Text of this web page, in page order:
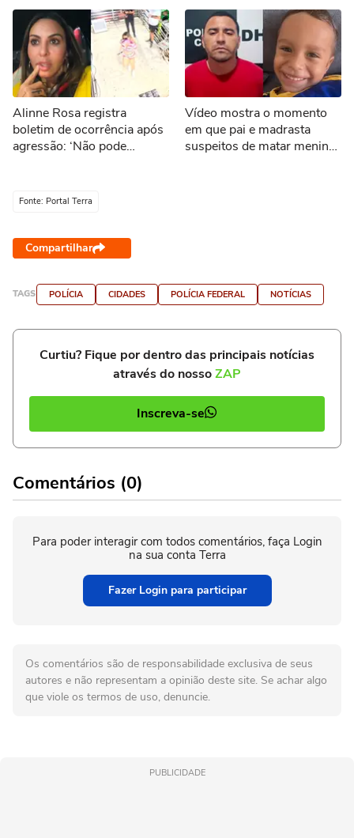
Alinne Rosa registra
boletim de ocorrência após
agressão: ‘Não pode
Vídeo mostra o momento
em que pai e madrasta
suspeitos de matar menino
Fonte: Portal Terra
Compartilhar
TAGS POLÍCIA CIDADES POLÍCIA FEDERAL NOTÍCIAS
Curtiu? Fique por dentro das principais notícias
através do nossoZAP
Inscreva-se
Comentários (0)
Para poder interagir com todos comentários, faça Login
na sua conta Terra
Fazer Login para participar
Os comentários são de responsabilidade exclusiva de seus
autores e não representam a opinião deste site. Se achar algo
que viole os termos de uso, denuncie.
PUBLICIDADE